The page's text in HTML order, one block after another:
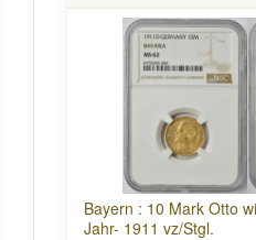
Bayern : 10 Mark Otto
Jahr- 1911 vz/Stgl.